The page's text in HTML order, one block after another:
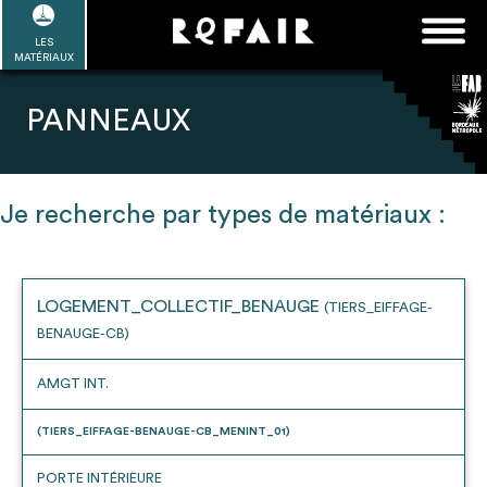
Passer
contenu
LES
MATÉRIAUX
EN SAVOIR PLUS
FAQ
Rechercher :
Refair mode d'emploi
1
Une fois connnecté, Télécharger les
PANNEAUX
Je recherche par types de matériaux :
LOGEMENT_COLLECTIF_BENAUGE (TIERS_EIFFAGE-
BENAUGE-CB)
AMGT INT.
(TIERS_EIFFAGE-BENAUGE-CB_MENINT_01)
PORTE INTÉRIEURE